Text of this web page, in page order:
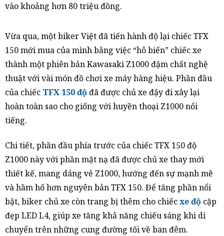
vào khoảng hơn 80 triệu đồng.
Vừa qua, một biker Việt đã tiến hành độ lại chiếc TFX
150 mới mua của mình bằng việc “hô biến” chiếc xe
thành một phiên bản Kawasaki Z1000 đậm chất nghệ
thuật với vài món đồ chơi xe máy hàng hiệu. Phần đầu
của chiếc TFX 150 độ đã được chủ xe đậy đi xây lại
hoàn toàn sao cho giống với huyền thoại Z1000 nổi
tiếng.
Chi tiết, phần đầu phía trước của chiếc TFX 150 độ
Z1000 này với phần mặt nạ đã được chủ xe thay mới
thiết kế, mang dáng vẻ Z1000, hướng đến sự mạnh mẽ
và hầm hố hơn nguyên bản TFX 150. Để tăng phần nổi
bật, biker chủ xe còn trang bị thêm cho chiếcxe độ cặp
đẹp LED L4, giúp xe tăng khả năng chiếu sáng khi di
chuyển trên những cung đường tối về ban đêm.